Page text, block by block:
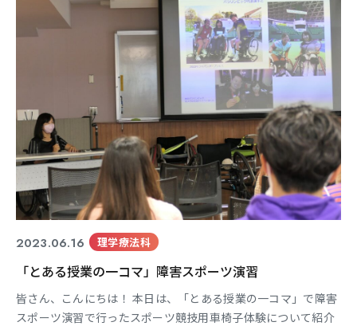
ず、一定の距離を保ち、目も離さない・・ それはまさ
2023.06.16 理学療法科
「とある授業の一コマ」障害スポーツ演習
皆さん、こんにちは！ 本日は、「とある授業の一コマ」で障害
スポーツ演習で行ったスポーツ競技用車椅子体験について紹介
東海医療科学
専門学校
東海歯科医療
東海医療工学
専門学校
東海医療科学
専門学校
東海歯科医療
東海医療工学
専門学校
東海医療科学
専門学校
東海歯科医療
東海医療工学
専門学校
東海医療科学
専門学校
東海歯科医療
東海医療工学
専門学校